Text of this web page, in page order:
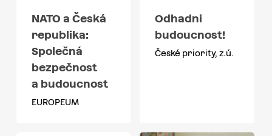
NATO a Česká
republika:
Společná
bezpečnost
a budoucnost
EUROPEUM
Odhadni
budoucnost!
České priority, z.ú.